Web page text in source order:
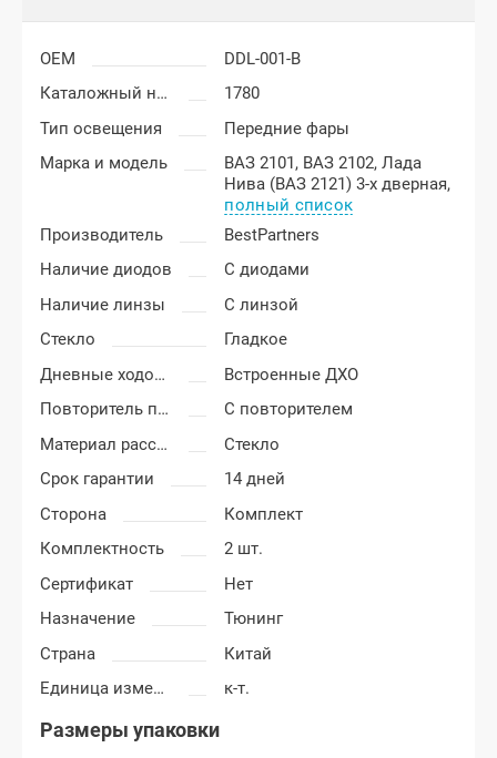
OEM
DDL-001-B
Каталожный номер
1780
Тип освещения
Передние фары
Марка и модель
ВАЗ 2101, ВАЗ 2102,Лада
Нива (ВАЗ 2121) 3-х дверная,
полный список
Производитель
BestPartners
Наличие диодов
С диодами
Наличие линзы
С линзой
Стекло
Гладкое
Дневные ходовые огни
Встроенные ДХО
Повторитель поворота
С повторителем
Материал рассеивателя
Стекло
Срок гарантии
14 дней
Сторона
Комплект
Комплектность
2 шт.
Сертификат
Нет
Назначение
Тюнинг
Страна
Китай
Единица измерения
к-т.
Размеры упаковки